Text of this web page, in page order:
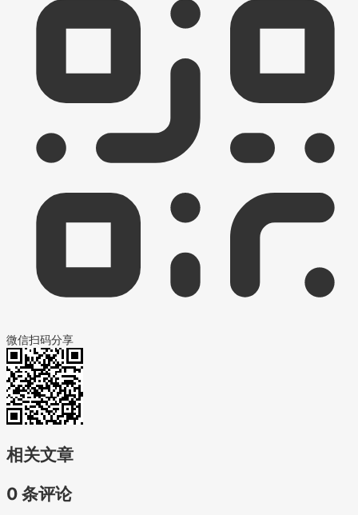
微信扫码分享
相关文章
0 条评论